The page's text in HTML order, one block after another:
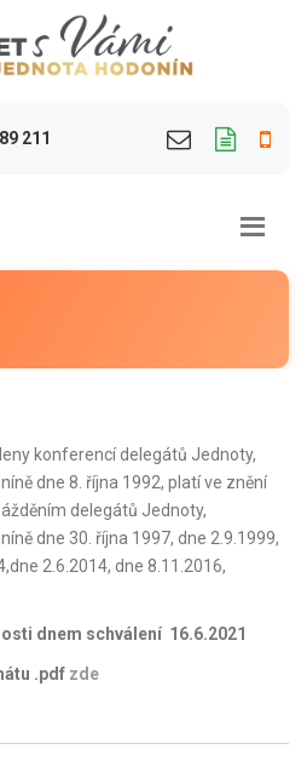
211
konferencí delegátů Jednoty,
dne 8. října 1992, platí ve znění
delegátů Jednoty,
dne 30. října 1997, dne 2.9.1999,
2.6.2014, dne 8.11.2016,
dnem schválení 16.6.2021
.pdf zde